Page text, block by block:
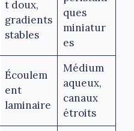
t doux,
gradients
stables
ques
miniatur
es
Écoulem
ent
laminaire
Médium
aqueux,
canaux
étroits